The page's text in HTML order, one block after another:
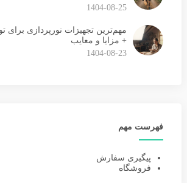
1404-08-25
مهم‌ترین تجهیزات نورپردازی برای
+ مزایا و معایب
1404-08-23
فهرست مهم
پیگیری سفارش
فروشگاه